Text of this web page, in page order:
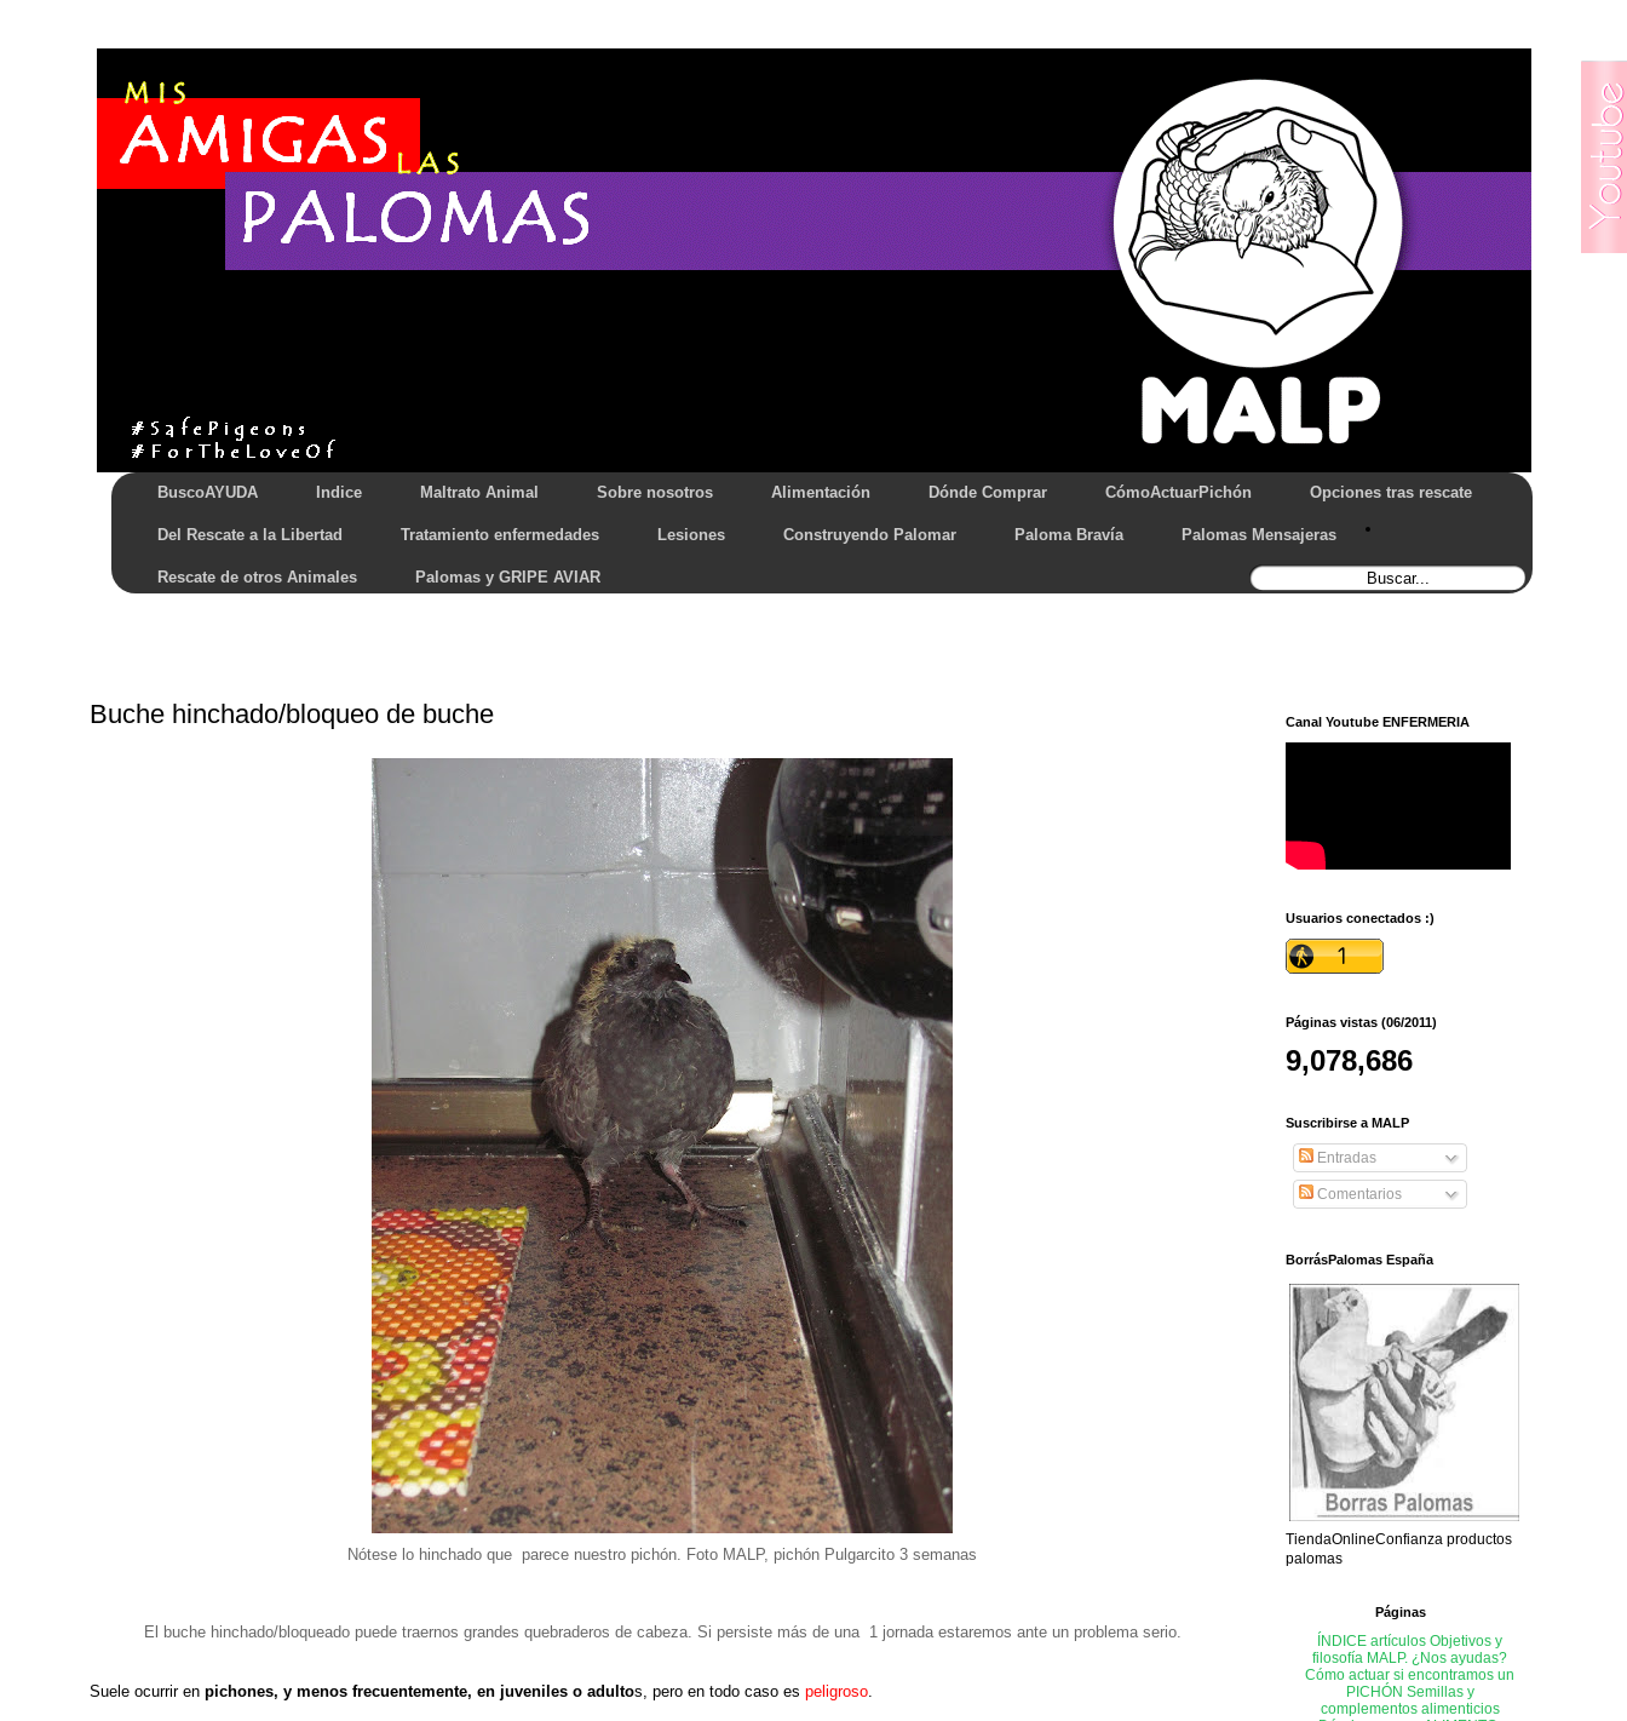
BuscoAYUDA Indice Maltrato Animal Sobre nosotros Alimentación Dónde Comprar CómoActuarPichón Opciones tras rescate
Del Rescate a la Libertad Tratamiento enfermedades Lesiones Construyendo Palomar Paloma Bravía Palomas Mensajeras
Rescate de otros Animales Palomas y GRIPE AVIAR
Buche hinchado/bloqueo de buche
Nótese lo hinchado que parece nuestro pichón. Foto MALP, pichón Pulgarcito 3 semanas
El buche hinchado/bloqueado puede traernos grandes quebraderos de cabeza. Si persiste más de una 1 jornada estaremos ante un problema serio.
Suele ocurrir en pichones, y menos frecuentemente, en juveniles o adultos, pero en todo caso es peligroso.
Canal Youtube ENFERMERIA
Usuarios conectados :)
Páginas vistas (06/2011)
9,078,686
Suscribirse a MALP
Entradas
Comentarios
BorrásPalomas España
TiendaOnlineConfianza productos
palomas
Páginas
ÍNDICE artículos Objetivos y
filosofía MALP. ¿Nos ayudas?
Cómo actuar si encontramos un
PICHÓN Semillas y
complementos alimenticios